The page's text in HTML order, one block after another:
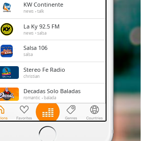
KW Continente
news talk
La Ky 92.5 FM
news salsa
Salsa 106
salsa
Stereo Fe Radio
christian
Decadas Solo Baladas
romantic balada
Antena 8
pop top40 adult contemporary
Faro de David Stereo